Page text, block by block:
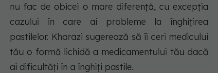
nu fac de obicei o mare diferență, cu excepția
cazului în care ai probleme la înghițirea
pastilelor. Kharazi sugerează să îi ceri medicului
tău o formă lichidă a medicamentului tău dacă
ai dificultăți în a înghiți pastile.